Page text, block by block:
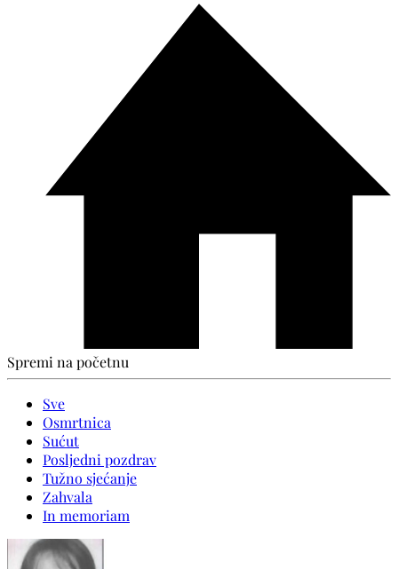
Spremi na početnu
Sve
Osmrtnica
Sućut
Posljedni pozdrav
Tužno sjećanje
Zahvala
In memoriam